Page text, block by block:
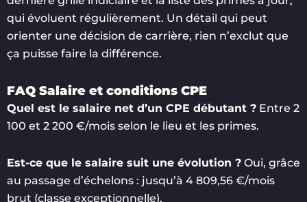
qui évoluent régulièrement. Un détail qui peut
orienter une décision de carrière, rien n’exclut que
ça puisse faire la différence.
FAQ Salaire et conditions CPE
Quel est le salaire net d’un CPE débutant ? Entre 2
100 et 2 200 €/mois selon le lieu et les primes.
Est-ce que le salaire suit une évolution ? Oui, grâce
au passage d’échelons : jusqu’à 4 809,56 €/mois
brut (classe exceptionnelle).